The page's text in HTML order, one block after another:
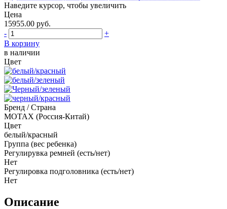
Наведите курсор, чтобы увеличить
Цена
15955.00 руб.
-
+
В корзину
в наличии
Цвет
Бренд / Страна
MOTAX (Россия-Китай)
Цвет
белый/красный
Группа (вес ребенка)
Регулирувка ремней (есть/нет)
Нет
Регулировка подголовника (есть/нет)
Нет
Описание